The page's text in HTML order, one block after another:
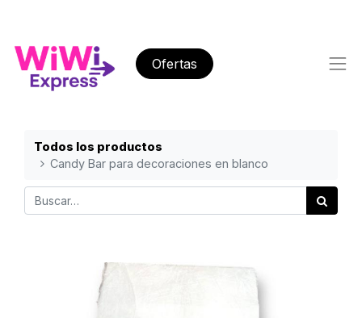
Ofertas
Todos los productos
Candy Bar para decoraciones en blanco